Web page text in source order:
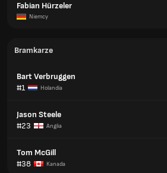
Fabian Hürzeler
Niemcy
Bramkarze
Bart Verbruggen
#1
Holandia
Jason Steele
#23
Anglia
Tom McGill
#38
Kanada